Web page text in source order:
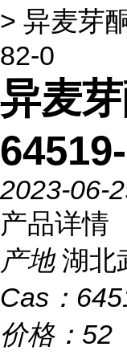
> 异麦芽
82-0
异麦
2023-06-
产品详情
产地 湖北
Cas：
价格： 52